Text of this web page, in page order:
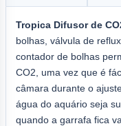
Tropica Difusor de
bolhas, válvula de
contador de bolhas
CO2, uma vez que é
câmara durante o
água do aquário seja
quando a garrafa fica